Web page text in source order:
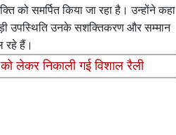
को समर्पित किया जा रहा है। उन्होंने कहा
उपस्थिति उनके सशक्तिकरण और सम्मान
रहे हैं।
लेकर निकाली गई विशाल रैली